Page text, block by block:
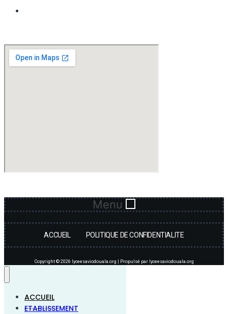
Menu
ACCUEIL POLITIQUE DE CONFIDENTIALITE
Copyright © 2026 lyceesaviodouala.org | Propulsé par lyceesaviodouala.org
ACCUEIL
ETABLISSEMENT